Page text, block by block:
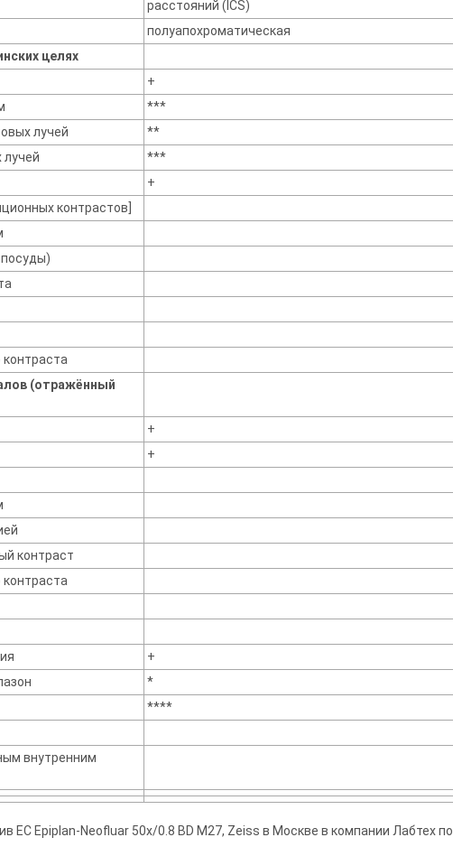
расстояний (ICS)
полуапохроматическая
целях
+
***
лучей
**
***
+
контрастов]
посуды)
(отражённый
+
+
контраст
+
*
****
внутренним
EC Epiplan-Neofluar 50x/0.8 BD M27, Zeiss в Москве в компании Лабтех по